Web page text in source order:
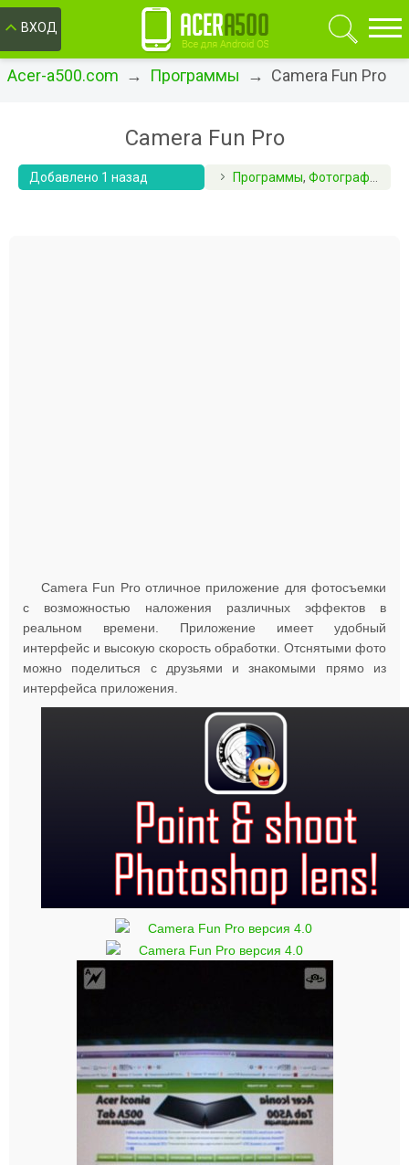
ВХОД
Acer-a500.com → Программы → Camera Fun Pro
Camera Fun Pro
Добавлено 1 назад Программы, Фотография
Camera Fun Pro отличное приложение для фотосъемки
с возможностью наложения различных эффектов в
реальном времени. Приложение имеет удобный
интерфейс и высокую скорость обработки. Отснятыми фото
можно поделиться с друзьями и знакомыми прямо из
интерфейса приложения.